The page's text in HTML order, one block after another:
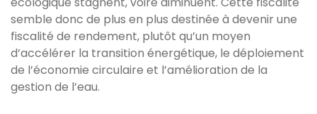
semble donc de plus en plus destinée à devenir une
fiscalité de rendement, plutôt qu’un moyen
d’accélérer la transition énergétique, le déploiement
de l’économie circulaire et l’amélioration de la
gestion de l’eau.